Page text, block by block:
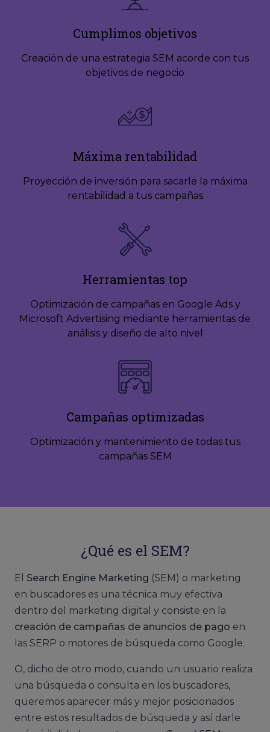
Cumplimos objetivos
Creación de una estrategia SEM acorde con tus
objetivos de negocio
Máxima rentabilidad
Proyección de inversión para sacarle la máxima
rentabilidad a tus campañas
Herramientas top
Optimización de campañas en Google Ads y
Microsoft Advertising mediante herramientas de
análisis y diseño de alto nivel
Campañas optimizadas
Optimización y mantenimiento de todas tus
campañas SEM
¿Qué es el SEM?
El Search Engine Marketing (SEM) o marketing
en buscadores es una técnica muy efectiva
dentro del marketing digital y consiste en la
creación de campañas de anuncios de pago en
las SERP o motores de búsqueda como Google.
O, dicho de otro modo, cuando un usuario realiza
una búsqueda o consulta en los buscadores,
queremos aparecer más y mejor posicionados
entre estos resultados de búsqueda y así darle